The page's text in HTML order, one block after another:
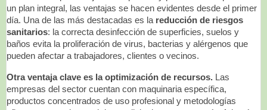
un plan integral, las ventajas se hacen evidentes desde el primer
día. Una de las más destacadas es la reducción de riesgos
sanitarios: la correcta desinfección de superficies, suelos y
baños evita la proliferación de virus, bacterias y alérgenos que
pueden afectar a trabajadores, clientes o vecinos.
Otra ventaja clave es la optimización de recursos. Las
empresas del sector cuentan con maquinaria específica,
productos concentrados de uso profesional y metodologías